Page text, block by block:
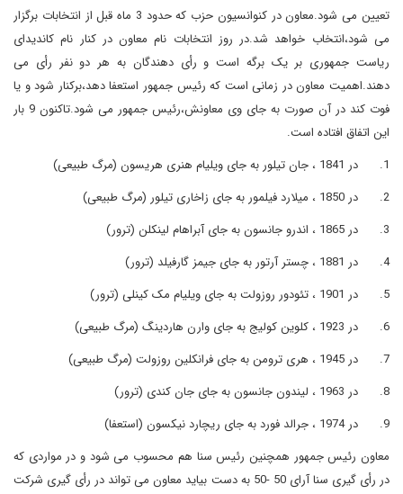
تعیین می شود.معاون در کنوانسیون حزب که حدود 3 ماه قبل از انتخابات برگزار
می شود،انتخاب خواهد شد.در روز انتخابات نام معاون در کنار نام کاندیدای
ریاست جمهوری بر یک برگه است و رأی دهندگان به هر دو نفر رأی می
دهند.اهمیت معاون در زمانی است که رئیس جمهور استعفا دهد،برکنار شود و یا
فوت کند در آن صورت به جای وی معاونش،رئیس جمهور می شود.تاکنون 9 بار
این اتفاق افتاده است.
1.
در 1841 ، جان تیلور به جای ویلیام هنری هریسون (مرگ طبیعی)
2.
در 1850 ، میلارد فیلمور به جای زاخاری تیلور (مرگ طبیعی)
3.
در 1865 ، اندرو جانسون به جای آبراهام لینکلن (ترور)
4.
در 1881 ، چستر آرتور به جای جیمز گارفیلد (ترور)
5.
در 1901 ، تئودور روزولت به جای ویلیام مک کینلی (ترور)
6.
در 1923 ، کلوین کولیج به جای وارن هاردینگ (مرگ طبیعی)
7.
در 1945 ، هری ترومن به جای فرانکلین روزولت (مرگ طبیعی)
8.
در 1963 ، لیندون جانسون به جای جان کندی (ترور)
9.
در 1974 ، جرالد فورد به جای ریچارد نیکسون (استعفا)
معاون رئیس جمهور همچنین رئیس سنا هم محسوب می شود و در مواردی که
در رأی گیری سنا آرای 50 -50 به دست بیاید معاون می تواند در رأی گیری شرکت